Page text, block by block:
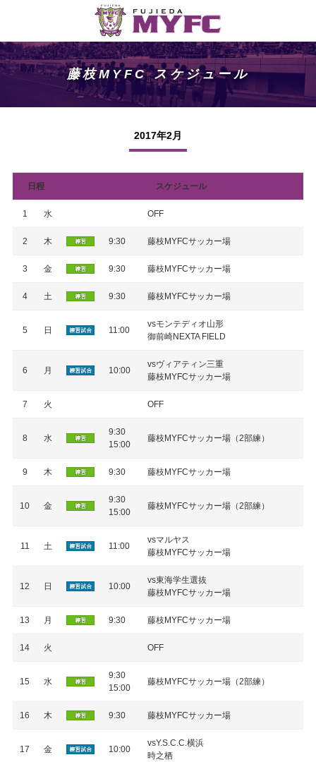
藤枝MYFC スケジュール
2017年2月
日程 スケジュール
1 水 OFF
2 木 9:30 藤枝MYFCサッカー場
3 金 9:30 藤枝MYFCサッカー場
4 土 9:30 藤枝MYFCサッカー場
5 日 11:00
vsモンテディオ山形
御前崎NEXTA FIELD
6 月 10:00
vsヴィアティン三重
藤枝MYFCサッカー場
7 火 OFF
8 水
9:30
15:00
藤枝MYFCサッカー場（2部練）
9 木 9:30 藤枝MYFCサッカー場
10 金
9:30
15:00
藤枝MYFCサッカー場（2部練）
11 土 11:00
vsマルヤス
藤枝MYFCサッカー場
12 日 10:00
vs東海学生選抜
藤枝MYFCサッカー場
13 月 9:30 藤枝MYFCサッカー場
14 火 OFF
15 水
9:30
15:00
藤枝MYFCサッカー場（2部練）
16 木 9:30 藤枝MYFCサッカー場
17 金 10:00
vsY.S.C.C.横浜
時之栖